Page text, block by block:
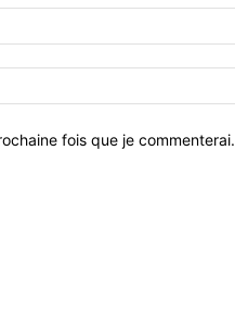
fois que je commenterai.